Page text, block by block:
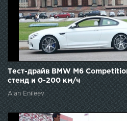
Тест-драйв BMW M6
стенд и 0-200 км/ч
Alan Enileev